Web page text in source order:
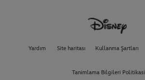
Yardım Site haritası Kullanma Şartları
Tanimlama Bilgileri Politikasi